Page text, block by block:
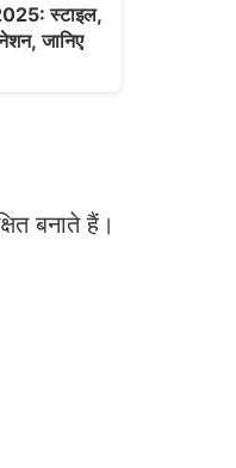
स्टाइल,
जानिए
बनाते हैं।